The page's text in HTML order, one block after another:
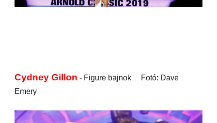
Cydney Gillon - Figure bajnok Fotó: Dave
Emery